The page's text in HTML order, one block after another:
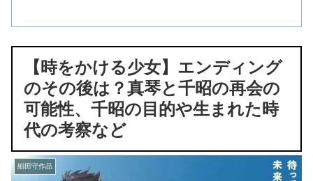
【時をかける少女】エンディング
のその後は？真琴と千昭の再会の
可能性、千昭の目的や生まれた時
代の考察など
細田守作品